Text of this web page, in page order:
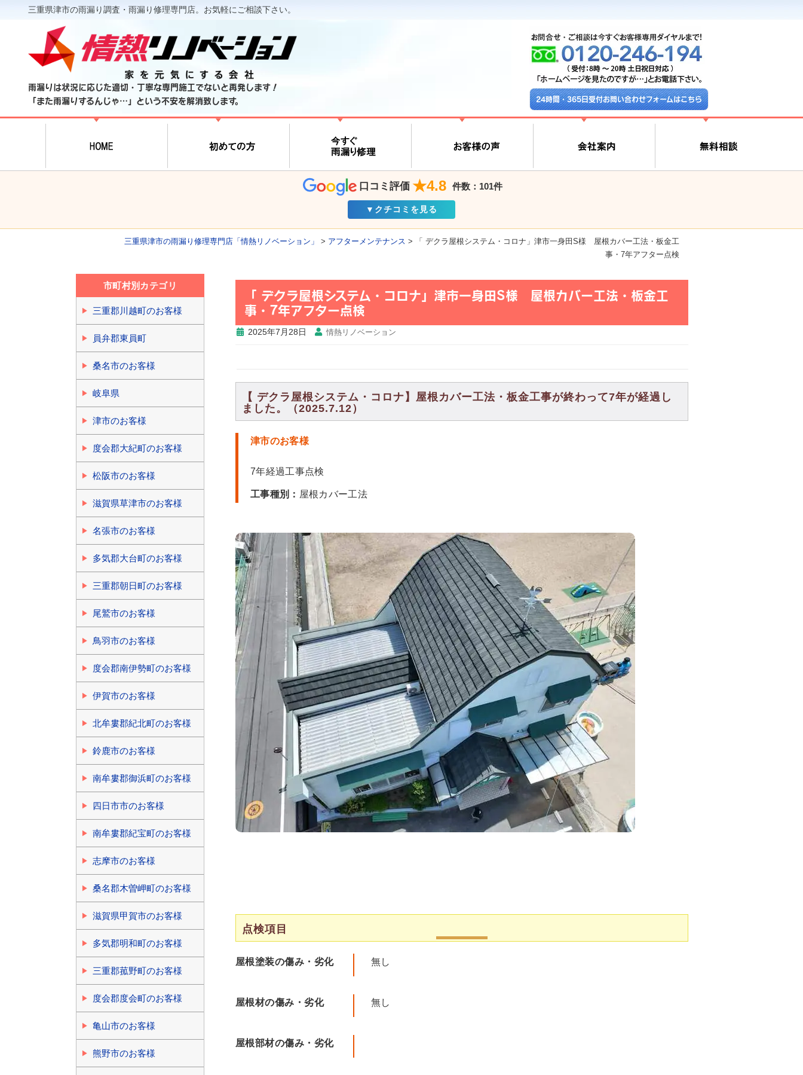
三重県津市の雨漏り調査・雨漏り修理専門店。お気軽にご相談下さい。
雨漏りは状況に応じた適切・丁寧な専門施工でないと再発します！
「また雨漏りするんじゃ…」という不安を解消致します。
24時間・365日受付お問い合わせフォームはこちら
口コミ評価 ★4.8 件数：101件
▼クチコミを見る
三重県津市の雨漏り修理専門店「情熱リノベーション」 > アフターメンテナンス >
「 デクラ屋根システム・コロナ」津市一身田S様 屋根カバー工法・板金工
事・7年アフター点検
「 デクラ屋根システム・コロナ」津市一身田S様 屋根カバー工法・板金工
事・7年アフター点検
2025年7月28日 情熱リノベーション
【 デクラ屋根システム・コロナ】屋根カバー工法・板金工事が終わって7年が経過し
ました。（2025.7.12）
津市のお客様
7年経過工事点検
工事種別： 屋根カバー工法
点検項目
屋根塗装の傷み・劣化 無し
屋根材の傷み・劣化 無し
屋根部材の傷み・劣化
市町村別カテゴリ
三重郡川越町のお客様
員弁郡東員町
桑名市のお客様
岐阜県
津市のお客様
度会郡大紀町のお客様
松阪市のお客様
滋賀県草津市のお客様
名張市のお客様
多気郡大台町のお客様
三重郡朝日町のお客様
尾鷲市のお客様
鳥羽市のお客様
度会郡南伊勢町のお客様
伊賀市のお客様
北牟婁郡紀北町のお客様
鈴鹿市のお客様
南牟婁郡御浜町のお客様
四日市市のお客様
南牟婁郡紀宝町のお客様
志摩市のお客様
桑名郡木曽岬町のお客様
滋賀県甲賀市のお客様
多気郡明和町のお客様
三重郡菰野町のお客様
度会郡度会町のお客様
亀山市のお客様
熊野市のお客様